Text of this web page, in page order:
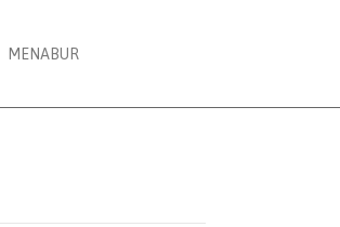
MENABUR